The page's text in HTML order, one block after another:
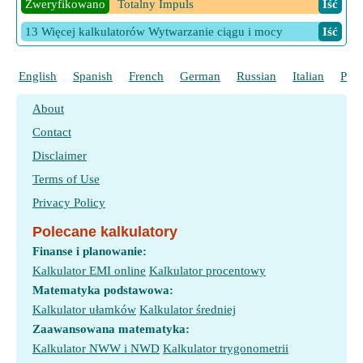
C trójkąta
Iść
Zweryfikowano
Sec B wykorzystujący obszar i boki A i C
Zweryfikowano
Sec C wykorzystujący obszar i boki A i B
trójkąta
3 Więcej kalkulatorów Stosunki trygonometryczne
wykorzystujące boki i pole trójkąta
Zweryfikowano Totalny Impuls Iść
13 Więcej kalkulatorów Wytwarzanie ciągu i mocy Iść
English Spanish French German Russian Italian
About
Contact
Disclaimer
Terms of Use
Privacy Policy
Polecane kalkulatory
Finanse i planowanie:
Kalkulator EMI online Kalkulator procentowy
Matematyka podstawowa:
Kalkulator ułamków Kalkulator średniej
Zaawansowana matematyka:
Kalkulator NWW i NWD Kalkulator trygonometrii